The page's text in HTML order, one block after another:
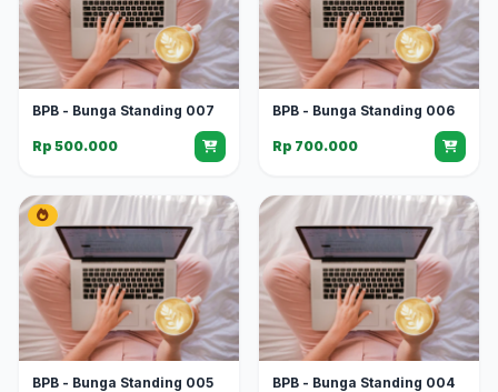
BPB - Bunga Standing 007
Rp 500.000
BPB - Bunga Standing 006
Rp 700.000
BPB - Bunga Standing 005 BPB - Bunga Standing 004